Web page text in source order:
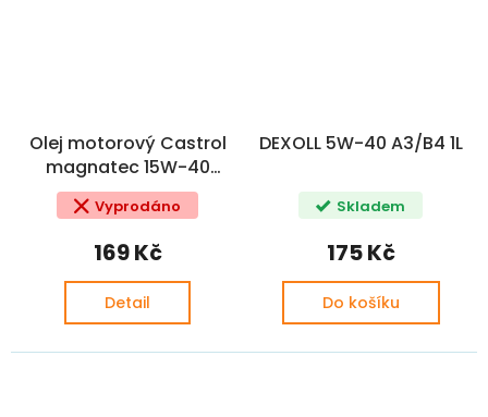
Olej motorový Castrol
magnatec 15W-40
A3/B4 1L
Vyprodáno
169 Kč
Detail
DEXOLL 5W-40 A3/B4 1L
Skladem
175 Kč
Do košíku